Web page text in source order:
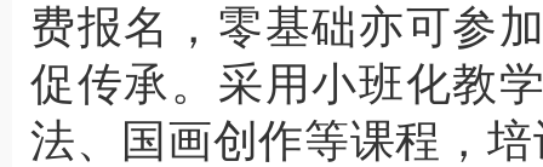
费报名，零基础亦可参
促传承。采用小班化教
法、国画创作等课程，